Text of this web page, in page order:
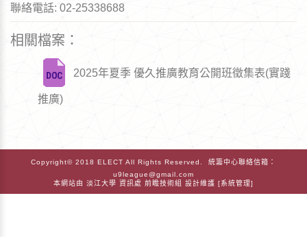
聯絡電話: 02-25338688
相關檔案：
2025年夏季 優久推廣教育公開班徵集表(實踐
推廣)
Copyright© 2018 ELECT All Rights Reserved. 統籌中心聯絡信箱：
u9league@gmail.com
本網站由 淡江大學 資訊處 前瞻技術組 設計維護 [系統管理]